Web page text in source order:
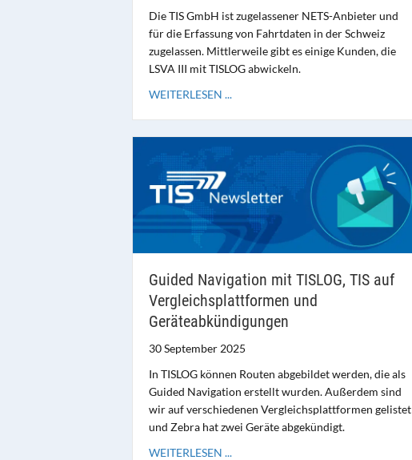
Die TIS GmbH ist zugelassener NETS-Anbieter und
für die Erfassung von Fahrtdaten in der Schweiz
zugelassen. Mittlerweile gibt es einige Kunden, die
LSVA III mit TISLOG abwickeln.
WEITERLESEN ...
Guided Navigation mit TISLOG, TIS auf
Vergleichsplattformen und
Geräteabkündigungen
30 September 2025
In TISLOG können Routen abgebildet werden, die als
Guided Navigation erstellt wurden. Außerdem sind
wir auf verschiedenen Vergleichsplattformen gelistet
und Zebra hat zwei Geräte abgekündigt.
WEITERLESEN ...